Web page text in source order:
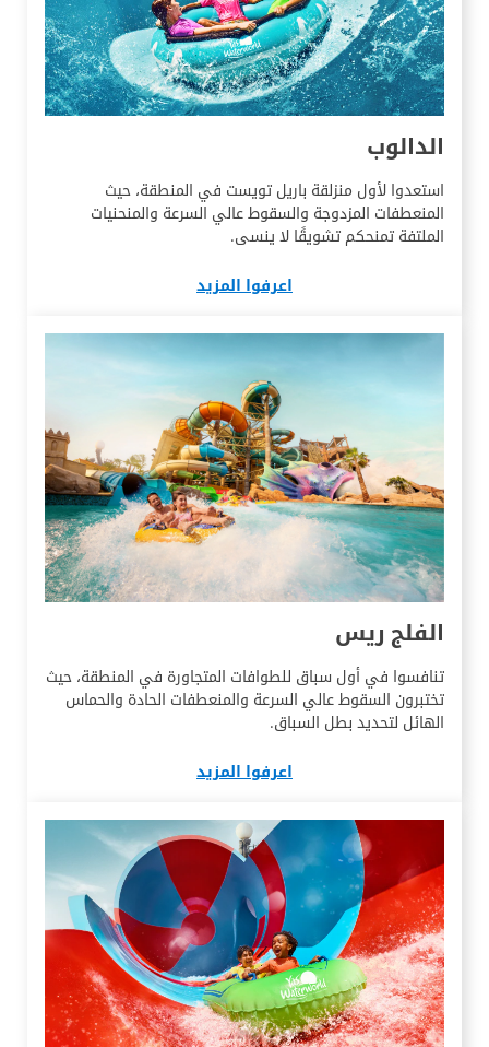
الدالوب
استعدوا لأول منزلقة باريل تويست في المنطقة، حيث
المنعطفات المزدوجة والسقوط عالي السرعة والمنحنيات
الملتفة تمنحكم تشويقًا لا ينسى.
اعرفوا المزيد
الفلج ريس
تنافسوا في أول سباق للطوافات المتجاورة في المنطقة، حيث
تختبرون السقوط عالي السرعة والمنعطفات الحادة والحماس
الهائل لتحديد بطل السباق.
اعرفوا المزيد